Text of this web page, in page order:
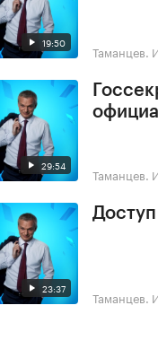
19:50 Таманцев.
29:54 Таманцев.
23:37
Доступ
Таманцев.